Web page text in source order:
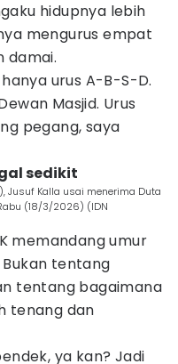
hidupnya lebih
mengurus empat
damai.
urus A-B-S-D.
Masjid. Urus
pegang, saya
sedikit
Jusuf Kalla usai menerima Duta
(18/3/2026) (IDN
memandang umur
tentang
tentang bagaimana
tenang dan
ya kan? Jadi